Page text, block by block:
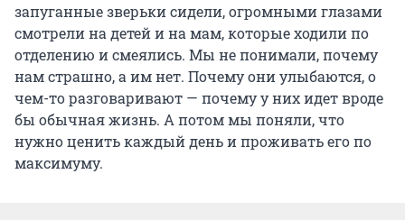
запуганные зверьки сидели, огромными глазами
смотрели на детей и на мам, которые ходили по
отделению и смеялись. Мы не понимали, почему
нам страшно, а им нет. Почему они улыбаются, о
чем-то разговаривают — почему у них идет вроде
бы обычная жизнь. А потом мы поняли, что
нужно ценить каждый день и проживать его по
максимуму.